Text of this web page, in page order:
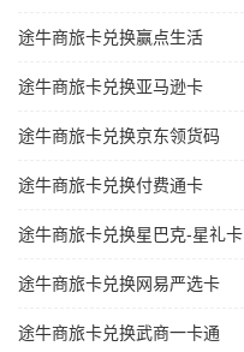
途牛商旅卡兑换赢点生活
途牛商旅卡兑换亚马逊卡
途牛商旅卡兑换京东领货码
途牛商旅卡兑换付费通卡
途牛商旅卡兑换星巴克-星礼卡
途牛商旅卡兑换网易严选卡
途牛商旅卡兑换武商一卡通